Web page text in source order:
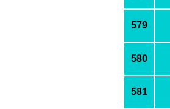
579
580
581